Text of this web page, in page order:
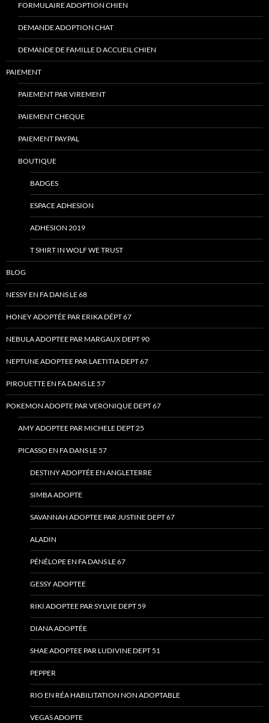
FORMULAIRE ADOPTION CHIEN
DEMANDE ADOPTION CHAT
DEMANDE DE FAMILLE D ACCUEIL CHIEN
PAIEMENT
PAIEMENT PAR VIREMENT
PAIEMENT CHEQUE
PAIEMENT PAYPAL
BOUTIQUE
BADGES
ESPACE ADHESION
ADHESION 2019
T SHIRT IN WOLF WE TRUST
BLOG
NESSY EN FA DANS LE 68
HONEY ADOPTÉE PAR ERIKA DÉPT 67
NEBULA ADOPTEE PAR MARGAUX DEPT 90
NEPTUNE ADOPTEE PAR LAETITIA DEPT 67
PIROUETTE EN FA DANS LE 57
POKEMON ADOPTE PAR VERONIQUE DEPT 67
AMY ADOPTEE PAR MICHELE DEPT 25
PICASSO EN FA DANS LE 57
DESTINY ADOPTÉE EN ANGLETERRE
SIMBA ADOPTE
SAVANNAH ADOPTEE PAR JUSTINE DEPT 67
ALADIN
PÉNÉLOPE EN FA DANS LE 67
GESSY ADOPTEE
RIKI ADOPTEE PAR SYLVIE DEPT 59
DIANA ADOPTÉE
SHAE ADOPTEE PAR LUDIVINE DEPT 51
PEPPER
RIO EN RÉA HABILITATION NON ADOPTABLE
VEGAS ADOPTE